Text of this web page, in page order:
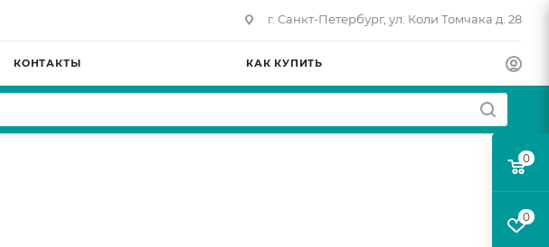
г. Санкт-Петербург, ул. Коли Томчака д. 28
КОНТАКТЫ КАК КУПИТЬ
0
0